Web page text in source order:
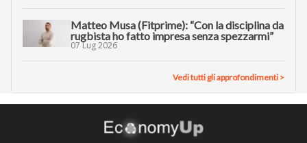
Matteo Musa (Fitprime): “Con la disciplina da
rugbista ho fatto impresa senza spezzarmi”
07 Lug 2026
Vedi tutti gli approfondimenti >